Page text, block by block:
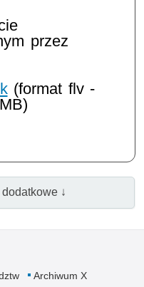
przez
(format flv -
↓
Archiwum X